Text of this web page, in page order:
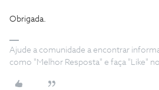
Obrigada.
Ajude a comunidade a encontrar
como "Melhor Resposta" e faça "Like"